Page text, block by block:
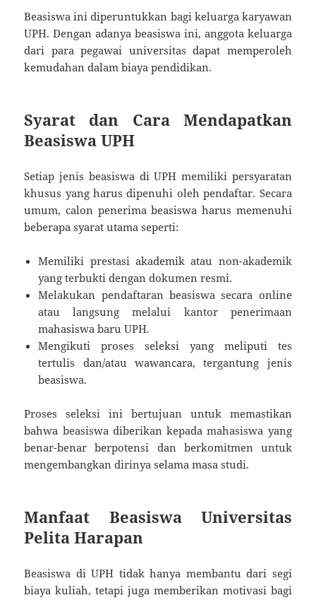
Beasiswa ini diperuntukkan bagi keluarga karyawan
UPH. Dengan adanya beasiswa ini, anggota keluarga
dari para pegawai universitas dapat memperoleh
kemudahan dalam biaya pendidikan.
Syarat dan Cara Mendapatkan
Beasiswa UPH
Setiap jenis beasiswa di UPH memiliki persyaratan
khusus yang harus dipenuhi oleh pendaftar. Secara
umum, calon penerima beasiswa harus memenuhi
beberapa syarat utama seperti:
Memiliki prestasi akademik atau non-akademik
yang terbukti dengan dokumen resmi.
Melakukan pendaftaran beasiswa secara online
atau langsung melalui kantor penerimaan
mahasiswa baru UPH.
Mengikuti proses seleksi yang meliputi tes
tertulis dan/atau wawancara, tergantung jenis
beasiswa.
Proses seleksi ini bertujuan untuk memastikan
bahwa beasiswa diberikan kepada mahasiswa yang
benar-benar berpotensi dan berkomitmen untuk
mengembangkan dirinya selama masa studi.
Manfaat Beasiswa Universitas
Pelita Harapan
Beasiswa di UPH tidak hanya membantu dari segi
biaya kuliah, tetapi juga memberikan motivasi bagi